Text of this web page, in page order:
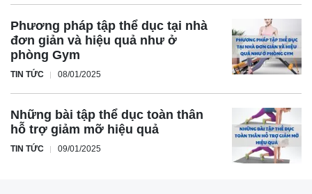
Phương pháp tập thể dục tại nhà
đơn giản và hiệu quả như ở
phòng Gym
TIN TỨC 08/01/2025
Những bài tập thể dục toàn thân
hỗ trợ giảm mỡ hiệu quả
TIN TỨC 09/01/2025